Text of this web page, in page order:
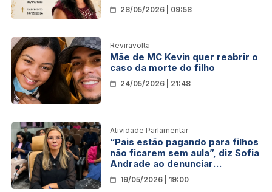
28/05/2026 | 09:58
Reviravolta
Mãe de MC Kevin quer reabrir o
caso da morte do filho
24/05/2026 | 21:48
Atividade Parlamentar
“Pais estão pagando para filhos
não ficarem sem aula”, diz Sofia
Andrade ao denunciar
abandono de linhas rurais em
Porto Velho
19/05/2026 | 19:00